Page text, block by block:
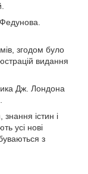
згодом було
видання
Дж. Лондона
істин і
усі нові
з